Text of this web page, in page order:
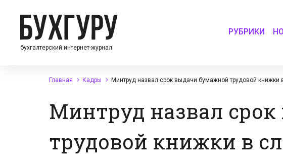
бухгалтерский интернет-журнал
РУБРИКИ
Главная Кадры Минтруд назвал срок выдачи бумажной трудовой книжки
Минтруд назвал
трудовой книжки в